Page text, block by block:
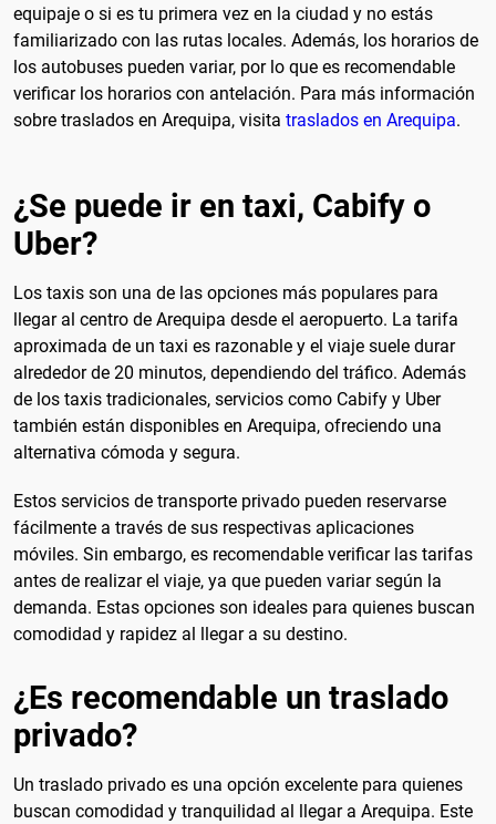
equipaje o si es tu primera vez en la ciudad y no estás
familiarizado con las rutas locales. Además, los horarios de
los autobuses pueden variar, por lo que es recomendable
verificar los horarios con antelación. Para más información
sobre traslados en Arequipa, visita traslados en Arequipa.
¿Se puede ir en taxi, Cabify o
Uber?
Los taxis son una de las opciones más populares para
llegar al centro de Arequipa desde el aeropuerto. La tarifa
aproximada de un taxi es razonable y el viaje suele durar
alrededor de 20 minutos, dependiendo del tráfico. Además
de los taxis tradicionales, servicios como Cabify y Uber
también están disponibles en Arequipa, ofreciendo una
alternativa cómoda y segura.
Estos servicios de transporte privado pueden reservarse
fácilmente a través de sus respectivas aplicaciones
móviles. Sin embargo, es recomendable verificar las tarifas
antes de realizar el viaje, ya que pueden variar según la
demanda. Estas opciones son ideales para quienes buscan
comodidad y rapidez al llegar a su destino.
¿Es recomendable un traslado
privado?
Un traslado privado es una opción excelente para quienes
buscan comodidad y tranquilidad al llegar a Arequipa. Este